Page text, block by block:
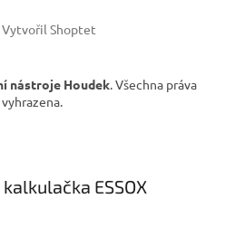
Vytvořil Shoptet
nástroje Houdek. Všechna práva
vyhrazena.
ESSOX